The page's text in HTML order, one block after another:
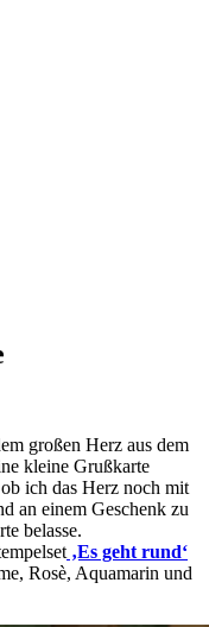
großen Herz aus dem
kleine Grußkarte
ich das Herz noch mit
an einem Geschenk zu
belasse.
‚Es geht rund‘
Rosè, Aquamarin und